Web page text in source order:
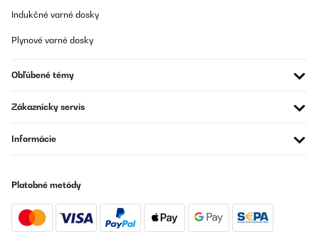
Indukčné varné dosky
Plynové varné dosky
Obľúbené témy
Zákaznícky servis
Informácie
Platobné metódy